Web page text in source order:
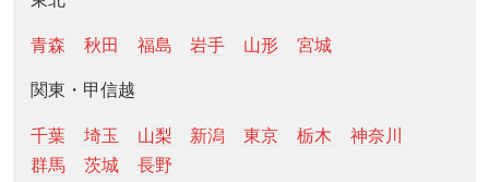
青森 秋田 福島 岩手 山形 宮城
関東・甲信越
千葉 埼玉 山梨 新潟 東京 栃木
神奈川
群馬
茨城 長野